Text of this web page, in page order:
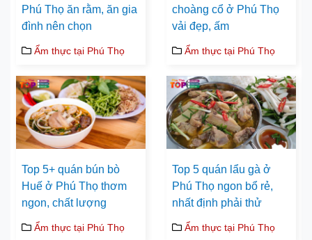
Phú Thọ ăn rằm, ăn gia
đình nên chọn
Ẩm thực tại Phú Thọ
choàng cổ ở Phú Thọ
vải đẹp, ấm
Ẩm thực tại Phú Thọ
Top 5+ quán bún bò
Huế ở Phú Thọ thơm
ngon, chất lượng
Ẩm thực tại Phú Thọ
Top 5 quán lẩu gà ở
Phú Thọ ngon bổ rẻ,
nhất định phải thử
Ẩm thực tại Phú Thọ